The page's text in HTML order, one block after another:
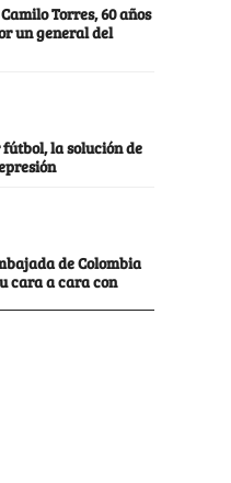
Torres, 60 años
un general del
la solución de
de Colombia
cara a cara con